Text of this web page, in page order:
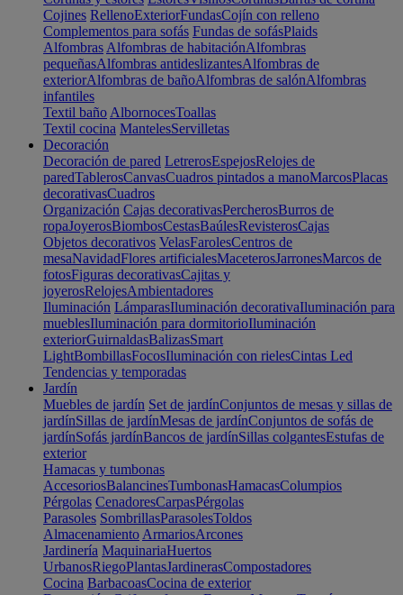
Cojines RellenoExteriorFundasCojín con relleno
Complementos para sofás Fundas de sofásPlaids
Alfombras Alfombras de habitaciónAlfombras
pequeñasAlfombras antideslizantesAlfombras de
exteriorAlfombras de bañoAlfombras de salónAlfombras
infantiles
Textil baño AlbornocesToallas
Textil cocina MantelesServilletas
Decoración
Decoración de pared LetrerosEspejosRelojes de
paredTablerosCanvasCuadros pintados a manoMarcosPlacas
decorativasCuadros
Organización Cajas decorativasPercherosBurros de
ropaJoyerosBiombosCestasBaúlesRevisterosCajas
Objetos decorativos VelasFarolesCentros de
mesaNavidadFlores artificialesMaceterosJarronesMarcos de
fotosFiguras decorativasCajitas y
joyerosRelojesAmbientadores
Iluminación LámparasIluminación decorativaIluminación para
mueblesIluminación para dormitorioIluminación
exteriorGuirnaldasBalizasSmart
LightBombillasFocosIluminación con rielesCintas Led
Tendencias y temporadas
Jardín
Muebles de jardín Set de jardínConjuntos de mesas y sillas de
jardínSillas de jardínMesas de jardínConjuntos de sofás de
jardínSofás jardínBancos de jardínSillas colgantesEstufas de
exterior
Hamacas y tumbonas
AccesoriosBalancinesTumbonasHamacasColumpios
Pérgolas CenadoresCarpasPérgolas
Parasoles SombrillasParasolesToldos
Almacenamiento ArmariosArcones
Jardinería MaquinariaHuertos
UrbanosRiegoPlantasJardinerasCompostadores
Cocina BarbacoasCocina de exterior